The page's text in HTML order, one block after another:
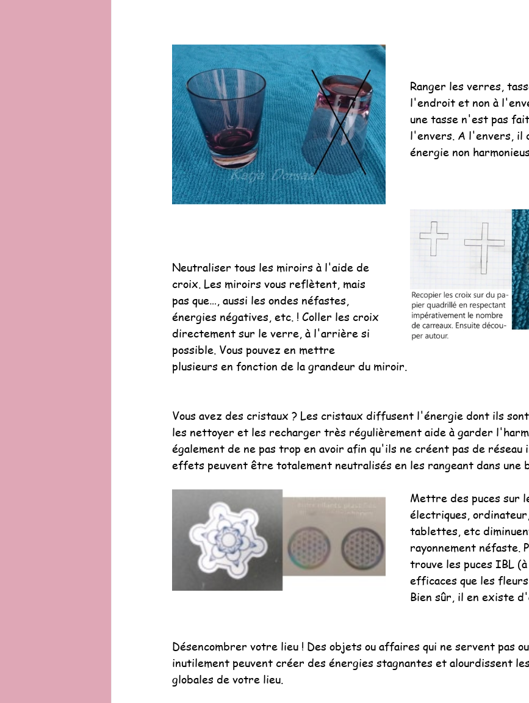
Ranger les verres,
l'endroit et non à
une tasse n'est pas
l'envers. A l'envers, il
énergie non
Neutraliser tous les miroirs à l'aide de
croix. Les miroirs vous reflètent, mais
pas que…, aussi les ondes néfastes,
énergies négatives, etc. ! Coller les croix
directement sur le verre, à l'arrière si
possible. Vous pouvez en mettre
plusieurs en fonction de la grandeur du miroir.
Vous avez des cristaux ? Les cristaux diffusent l'énergie dont ils sont
les nettoyer et les recharger très régulièrement aide à garder
également de ne pas trop en avoir afin qu'ils ne créent pas de réseau
effets peuvent être totalement neutralisés en les rangeant dans une
Mettre des puces sur
électriques,
tablettes, etc
rayonnement néfaste.
trouve les puces IBL (à
efficaces que les
Bien sûr, il en existe
Désencombrer votre lieu ! Des objets ou affaires qui ne servent pas
inutilement peuvent créer des énergies stagnantes et alourdissent
globales de votre lieu.